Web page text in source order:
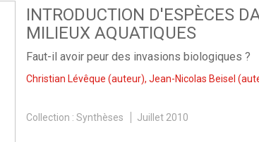
INTRODUCTION D'ESPÈCES
MILIEUX AQUATIQUES
Faut-il avoir peur des invasions biologiques ?
Christian Lévêque (auteur), Jean-Nicolas Beisel
Collection : Synthèses Juillet 2010